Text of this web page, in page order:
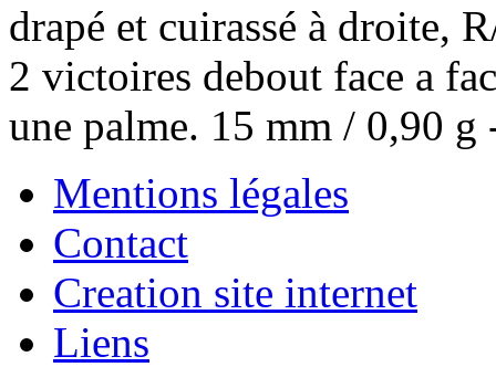
drapé et cuirassé à droite,
2 victoires debout face a
une palme. 15 mm / 0,90
Mentions légales
Contact
Creation site internet
Liens